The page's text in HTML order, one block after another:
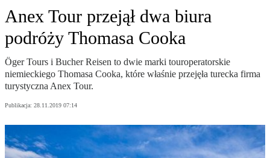
Anex Tour przejął dwa biura
podróży Thomasa Cooka
Öger Tours i Bucher Reisen to dwie marki touroperatorskie
niemieckiego Thomasa Cooka, które właśnie przejęła turecka firma
turystyczna Anex Tour.
Publikacja: 28.11.2019 07:14